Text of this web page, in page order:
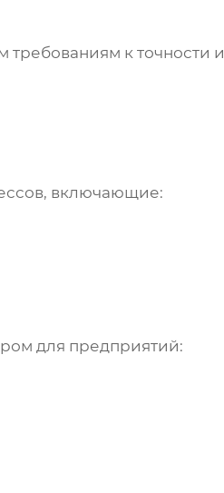
к точности и
включающие:
для предприятий: